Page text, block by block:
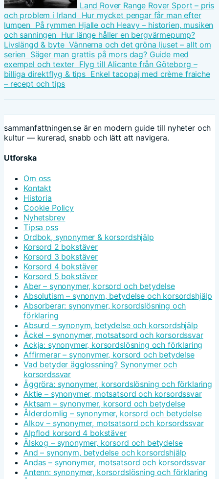
Land Rover Range Rover Sport – pris
och problem i Irland Hur mycket pengar får man efter
lumpen På rymmen Hjalle och Heavy – historien, musiken
och sanningen Hur länge håller en bergvärmepump?
Livslängd & byte Vännerna och det gröna ljuset – allt om
serien Säger man grattis på mors dag? Guide med
exempel och texter Flyg till Alicante från Göteborg –
billiga direktflyg & tips Enkel tacopaj med crème fraiche
– recept och tips
sammanfattningen.se är en modern guide till nyheter och
kultur — kurerad, snabb och lätt att navigera.
Utforska
Om oss
Kontakt
Historia
Cookie Policy
Nyhetsbrev
Tipsa oss
Ordbok, synonymer & korsordshjälp
Korsord 2 bokstäver
Korsord 3 bokstäver
Korsord 4 bokstäver
Korsord 5 bokstäver
Aber – synonymer, korsord och betydelse
Absolutism – synonym, betydelse och korsordshjälp
Absorberar: synonymer, korsordslösning och
förklaring
Absurd – synonym, betydelse och korsordshjälp
Äckel – synonymer, motsatsord och korsordssvar
Ackja: synonymer, korsordslösning och förklaring
Affirmerar – synonymer, korsord och betydelse
Vad betyder ägglossning? Synonymer och
korsordssvar
Äggröra: synonymer, korsordslösning och förklaring
Aktie – synonymer, motsatsord och korsordssvar
Aktsam – synonymer, korsord och betydelse
Ålderdomlig – synonymer, korsord och betydelse
Alkov – synonymer, motsatsord och korsordssvar
Alpflod korsord 4 bokstäver
Älskog – synonymer, korsord och betydelse
And – synonym, betydelse och korsordshjälp
Andas – synonymer, motsatsord och korsordssvar
Antenn: synonymer, korsordslösning och förklaring